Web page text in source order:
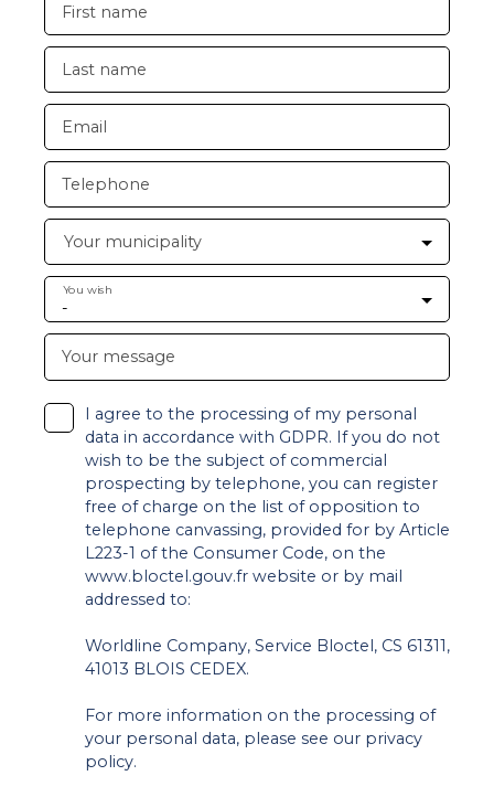
First name
Last name
Email
Telephone
Your municipality
-
You wish
Your message
I agree to the processing of my personal
data in accordance with GDPR. If you do not
wish to be the subject of commercial
prospecting by telephone, you can register
free of charge on the list of opposition to
telephone canvassing, provided for by Article
L223-1 of the Consumer Code, on the
www.bloctel.gouv.fr website or by mail
addressed to:
Worldline Company, Service Bloctel, CS 61311,
41013 BLOIS CEDEX.
For more information on the processing of
your personal data, please see our privacy
policy.